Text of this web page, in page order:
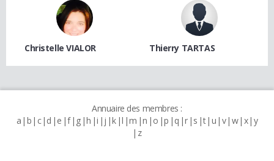
Christelle VIALOR Thierry TARTAS
Annuaire des membres :
a b c d e f g h i j k l m n o p q r s t u v w x y
z